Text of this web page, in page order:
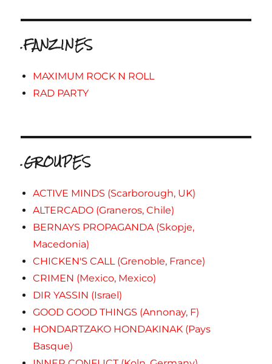
.FANZINES
MAXIMUM ROCK N ROLL
RAD PARTY
.GROUPES
ACTIVE MINDS (Scarborough, UK)
ALTERCADO (Graneros, Chile)
BERNAYS PROPAGANDA (Skopje,
Macedonia)
CHICKEN'S CALL (Grenoble, France)
CRIMEN (Mexico, Mexico)
DIR YASSIN (Israel)
GOOD GOOD THINGS (Annonay, F)
HONDARTZAKO HONDAKINAK (Pays
Basque)